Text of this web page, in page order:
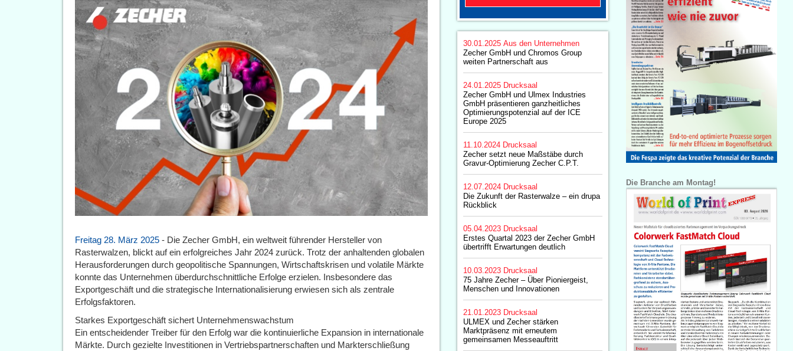
Freitag 28. März 2025 - Die Zecher GmbH, ein weltweit führender Hersteller von
Rasterwalzen, blickt auf ein erfolgreiches Jahr 2024 zurück. Trotz der anhaltenden globalen
Herausforderungen durch geopolitische Spannungen, Wirtschaftskrisen und volatile Märkte
konnte das Unternehmen überdurchschnittliche Erfolge erzielen. Insbesondere das
Exportgeschäft und die strategische Internationalisierung erwiesen sich als zentrale
Erfolgsfaktoren.
Starkes Exportgeschäft sichert Unternehmenswachstum
Ein entscheidender Treiber für den Erfolg war die kontinuierliche Expansion in internationale
Märkte. Durch gezielte Investitionen in Vertriebspartnerschaften und Markterschließung
30.01.2025 Aus den Unternehmen
Zecher GmbH und Chromos Group
weiten Partnerschaft aus
24.01.2025 Drucksaal
Zecher GmbH und Ulmex Industries
GmbH präsentieren ganzheitliches
Optimierungspotenzial auf der ICE
Europe 2025
11.10.2024 Drucksaal
Zecher setzt neue Maßstäbe durch
Gravur-Optimierung Zecher C.P.T.
12.07.2024 Drucksaal
Die Zukunft der Rasterwalze – ein drupa
Rückblick
05.04.2023 Drucksaal
Erstes Quartal 2023 der Zecher GmbH
übertrifft Erwartungen deutlich
10.03.2023 Drucksaal
75 Jahre Zecher – Über Pioniergeist,
Menschen und Innovationen
21.01.2023 Drucksaal
ULMEX und Zecher stärken
Marktpräsenz mit erneutem
gemeinsamen Messeauftritt
Die Branche am Montag!